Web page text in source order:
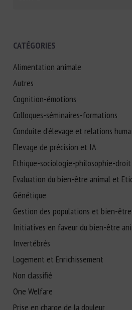
CATÉGORIES
Alimentation animale
Autres
Cognition-émotions
Colloques-séminaires-formations
Conduite d'élevage et relations
Elevage de précision et IA
Ethique-sociologie-philosophie-droit
Evaluation du bien-être animal et
Génétique
Gestion des populations et bien-
Initiatives en faveur du bien-être
Invertébrés
Logement et Enrichissement
Non classifié
One Welfare
Prise en charge de la douleur